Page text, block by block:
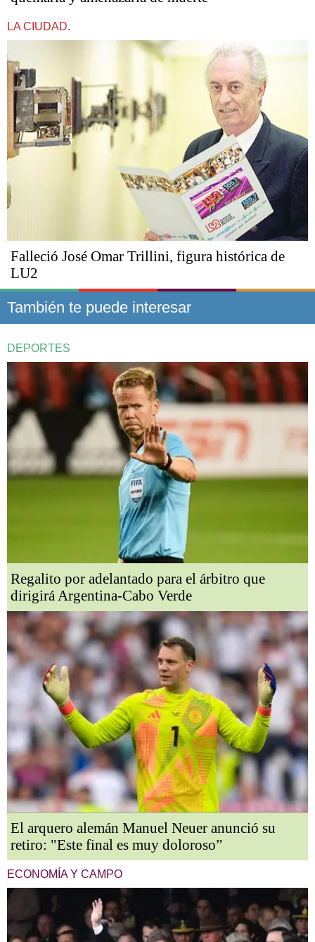
LA CIUDAD.
Falleció José Omar Trillini, figura histórica de
LU2
También te puede interesar
DEPORTES
Regalito por adelantado para el árbitro que
dirigirá Argentina-Cabo Verde
El arquero alemán Manuel Neuer anunció su
retiro: "Este final es muy doloroso”
ECONOMÍA Y CAMPO